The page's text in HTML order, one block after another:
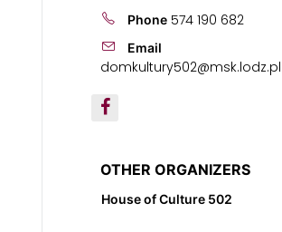
Phone 574 190 682
Email
domkultury502@msk.lodz.pl
OTHER ORGANIZERS
House of Culture 502